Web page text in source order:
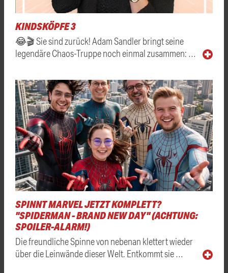
KINDSKÖPFE 3
😂🎬 Sie sind zurück! Adam Sandler bringt seine
legendäre Chaos-Truppe noch einmal zusammen: …
SPINNT MARVEL JETZT KOMPLETT?
"SPIDERMAN - BRAND NEW DAY" (ACHTUNG:
SPOILER-ALARM!)
Die freundliche Spinne von nebenan klettert wieder
über die Leinwände dieser Welt. Entkommt sie …